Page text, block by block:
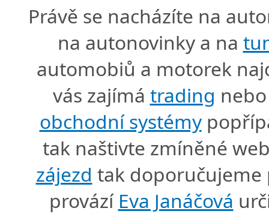
Právě se nacházíte na
na autonovinky a na
automobiů a motorek
vás zajímá trading
obchodní systémy
tak naštivte zmíněné
zájezd tak doporučujeme
provází Eva Janáčová